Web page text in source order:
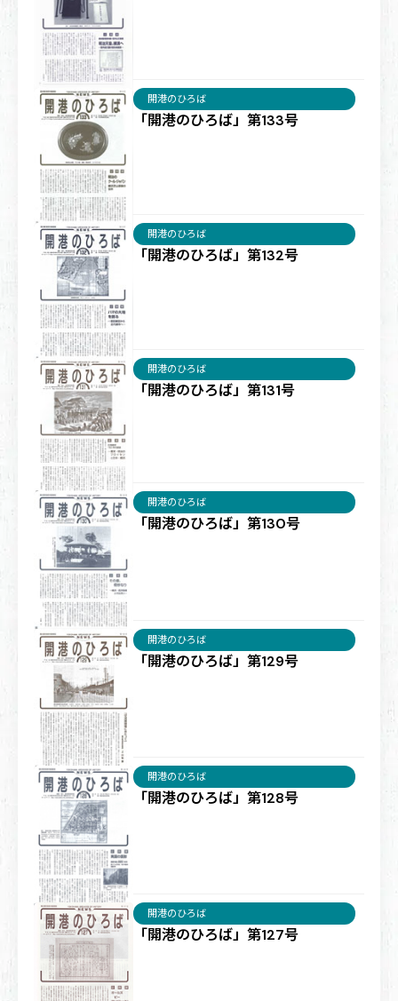
「開港のひろば」第133号
開港のひろば
「開港のひろば」第132号
開港のひろば
「開港のひろば」第131号
開港のひろば
「開港のひろば」第130号
開港のひろば
「開港のひろば」第129号
開港のひろば
「開港のひろば」第128号
開港のひろば
「開港のひろば」第127号
開港のひろば